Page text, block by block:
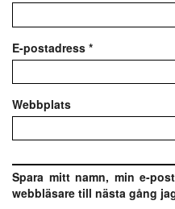
E-postadress *
Webbplats
Spara mitt namn, min e-
webbläsare till nästa gång